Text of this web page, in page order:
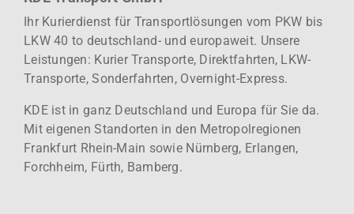
Ihr Kurierdienst für Transportlösungen vom PKW bis
LKW 40 to deutschland- und europaweit. Unsere
Leistungen: KurierTransporte, Direktfahrten, LKW-
Transporte, Sonderfahrten, Overnight-Express.
KDE ist in ganz Deutschland und Europa für Sie da.
Mit eigenen Standorten in den Metropolregionen
Frankfurt Rhein-Main sowie Nürnberg, Erlangen,
Forchheim, Fürth, Bamberg.